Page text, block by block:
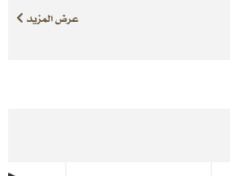
عرض المزيد